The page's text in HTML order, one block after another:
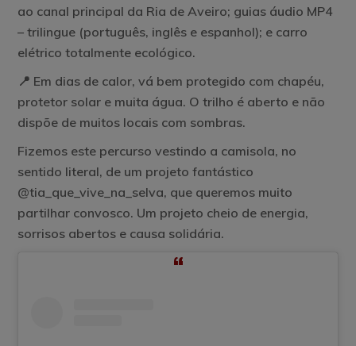
ao canal principal da Ria de Aveiro; guias áudio MP4
– trilingue (português, inglês e espanhol); e carro
elétrico totalmente ecológico.
📍 Em dias de calor, vá bem protegido com chapéu,
protetor solar e muita água. O trilho é aberto e não
dispõe de muitos locais com sombras.
Fizemos este percurso vestindo a camisola, no
sentido literal, de um projeto fantástico
@tia_que_vive_na_selva, que queremos muito
partilhar convosco. Um projeto cheio de energia,
sorrisos abertos e causa solidária.